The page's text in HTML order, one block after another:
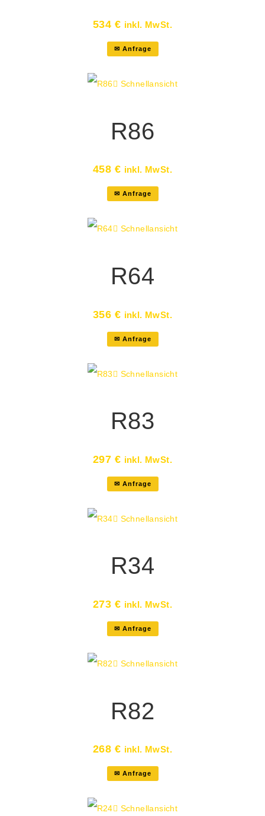
✉ Anfrage
534 € inkl. MwSt.
✉ Anfrage
Schnellansicht
R86
458 € inkl. MwSt.
✉ Anfrage
Schnellansicht
R64
356 € inkl. MwSt.
✉ Anfrage
Schnellansicht
R83
297 € inkl. MwSt.
✉ Anfrage
Schnellansicht
R34
273 € inkl. MwSt.
✉ Anfrage
Schnellansicht
R82
268 € inkl. MwSt.
Schnellansicht